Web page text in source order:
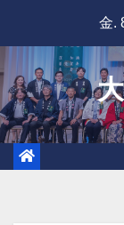
content
金.